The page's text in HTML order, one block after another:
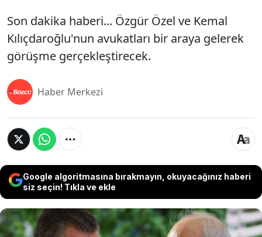
Son dakika haberi... Özgür Özel ve Kemal
Kılıçdaroğlu'nun avukatları bir araya gelerek
görüşme gerçekleştirecek.
Haber Merkezi
Google algoritmasına bırakmayın, okuyacağınız haberi
siz seçin! Tıkla ve ekle